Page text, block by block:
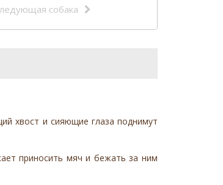
собака
хвост и сияющие глаза поднимут
приносить мяч и бежать за ним